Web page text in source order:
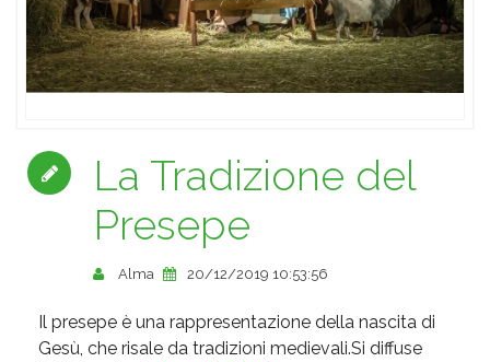
La Tradizione del
Presepe
Alma 20/12/2019 10:53:56
Il presepe è una rappresentazione della nascita di
Gesù, che risale da tradizioni medievali.Si diffuse